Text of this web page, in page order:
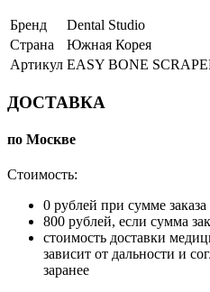
Бренд
Dental Studio
Страна
Южная Корея
Артикул EASY BONE
ДОСТАВКА
по Москве
Стоимость:
0 рублей при сумме
800 рублей, если сумма
стоимость доставки
зависит от дальности и
заранее